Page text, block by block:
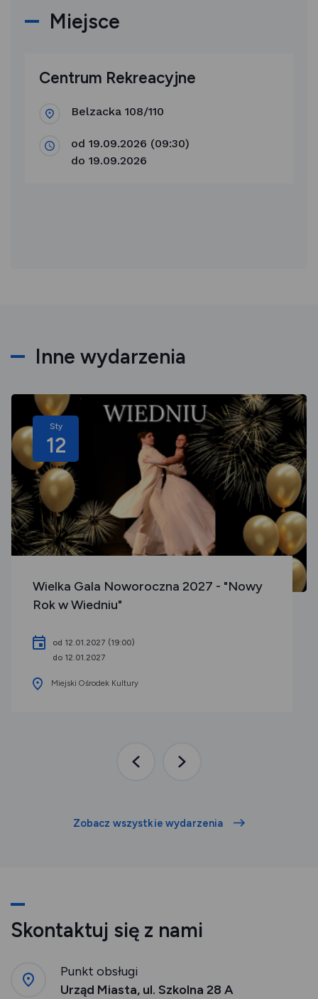
Miejsce
Centrum Rekreacyjne
Belzacka 108/110
od 19.09.2026 (09:30)
do 19.09.2026
Inne wydarzenia
Sty
12
Wielka Gala Noworoczna 2027 - "Nowy
Rok w Wiedniu"
od 12.01.2027 (19:00)
do 12.01.2027
Miejski Ośrodek Kultury
PoprzedniaNastępna
Zobacz wszystkie wydarzenia
Skontaktuj się z nami
Punkt obsługi
Urząd Miasta, ul. Szkolna 28 A